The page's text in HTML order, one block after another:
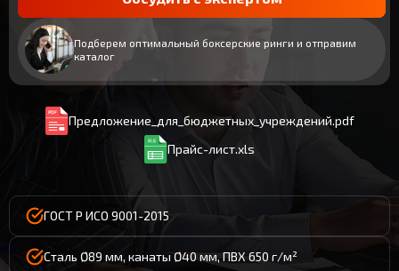
Подберем оптимальный боксерские ринги и отправим
каталог
Предложение_для_бюджетных_учреждений.pdf
Прайс-лист.xls
ГОСТ Р ИСО 9001-2015
Сталь Ø89 мм, канаты Ø40 мм, ПВХ 650 г/м²